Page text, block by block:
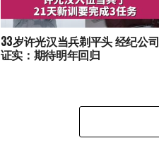
33岁许光汉当兵剃平头 经纪公司
证实：期待明年回归